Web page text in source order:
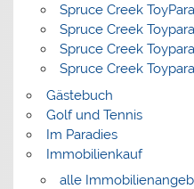
Spruce Creek
Spruce Creek
Spruce Creek
Spruce Creek
Gästebuch
Golf und Tennis
Im Paradies
Immobilienkauf
alle